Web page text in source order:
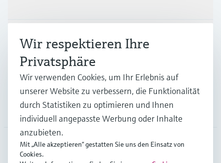
Branchen
Support
Unternehmen
GLB
Wir respektieren Ihre
Privatsphäre
Wir verwenden Cookies, um Ihr Erlebnis auf
unserer Website zu verbessern, die Funktionalität
durch Statistiken zu optimieren und Ihnen
individuell angepasste Werbung oder Inhalte
anzubieten.
Mit „Alle akzeptieren“ gestatten Sie uns den Einsatz von
Cookies.